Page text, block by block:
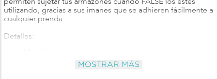
utilizando, gracias a sus imanes que se adhieren fácilmente a
cualquier prenda.
Detalles:
Metal e imanes de neodimio
MOSTRAR MÁS